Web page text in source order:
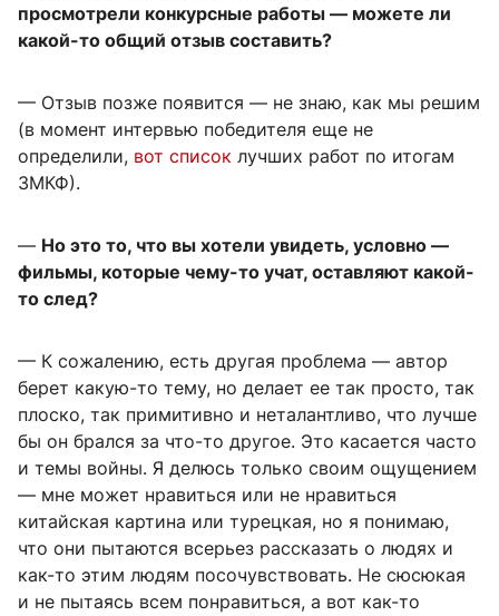
просмотрели конкурсные работы — можете ли
какой-то общий отзыв составить?
— Отзыв позже появится — не знаю, как мы решим
(в момент интервью победителя еще не
определили, вот список лучших работ по итогам
ЗМКФ).
— Но это то, что вы хотели увидеть, условно —
фильмы, которые чему-то учат, оставляют какой-
то след?
— К сожалению, есть другая проблема — автор
берет какую-то тему, но делает ее так просто, так
плоско, так примитивно и неталантливо, что лучше
бы он брался за что-то другое. Это касается часто
и темы войны. Я делюсь только своим ощущением
— мне может нравиться или не нравиться
китайская картина или турецкая, но я понимаю,
что они пытаются всерьез рассказать о людях и
как-то этим людям посочувствовать. Не сюсюкая
и не пытаясь всем понравиться, а вот как-то